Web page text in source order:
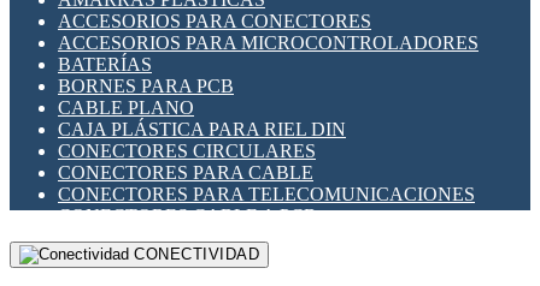
INDICADORES PARA PANEL
INTERFACES DE RELÉ
INTERRUPTORES FIN DE CARRERA
LLAVES CONMUTADORAS
MEDIDORES DE ENERGÍA Y TC'S DE CORRIENTE
MOTORES PASO A PASO
PANTALLAS HMI
PLC -CONTROLADORES LÓGICO PROGRAMABLES
PROGRAMADORES DE HORARIO
RELÉS DE PROTECCIÓN
SENSORES CAPACITIVOS
ACCESORIOS PARA CONECTORES
ACCESORIOS PARA MICROCONTROLADORES
BATERÍAS
BORNES PARA PCB
CABLE PLANO
CAJA PLÁSTICA PARA RIEL DIN
CONECTORES CIRCULARES
CONECTORES PARA CABLE
CONECTORES PARA TELECOMUNICACIONES
CONECTORES CABLE A PCB
CONECTORES PCB A CABLE
DIP SWITCHESCONECTIVIDAD